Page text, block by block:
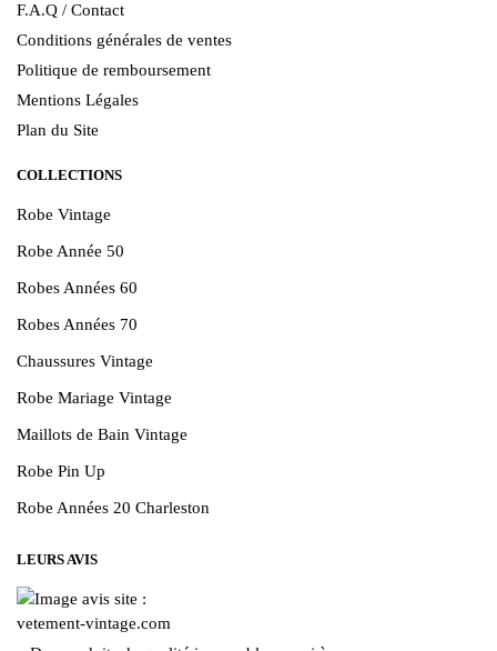
F.A.Q / Contact
Conditions générales de ventes
Politique de remboursement
Mentions Légales
Plan du Site
COLLECTIONS
Robe Vintage
Robe Année 50
Robes Années 60
Robes Années 70
Chaussures Vintage
Robe Mariage Vintage
Maillots de Bain Vintage
Robe Pin Up
Robe Années 20 Charleston
LEURS AVIS